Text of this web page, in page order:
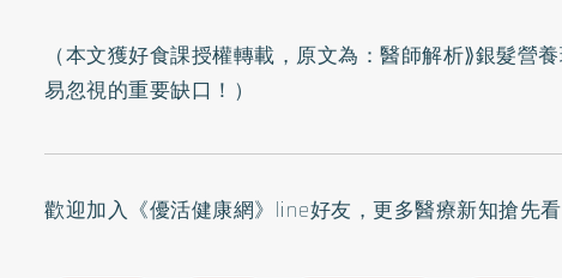
（本文獲好食課授權轉載，原文為：醫師解析⟫銀髮營
易忽視的重要缺口！ ）
歡迎加入 《優活健康網》line好友 ，更多醫療新知搶先看